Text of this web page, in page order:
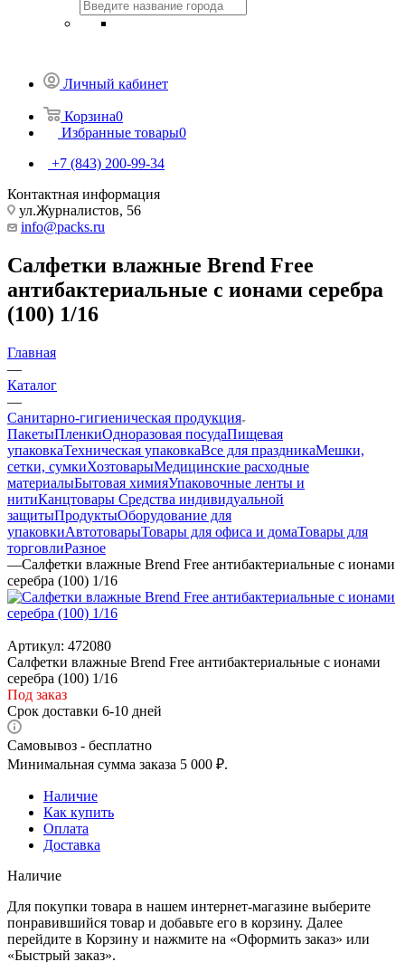
Личный кабинет
Корзина0
Избранные товары0
+7 (843) 200-99-34
Контактная информация
ул.Журналистов, 56
info@packs.ru
Салфетки влажные Brend Free
антибактериальные с ионами серебра
(100) 1/16
Главная
—
Каталог
—
Санитарно-гигиеническая продукция
ПакетыПленкиОдноразовая посудаПищевая
упаковкаТехническая упаковкаВсе для праздникаМешки,
сетки, сумкиХозтоварыМедицинские расходные
материалыБытовая химияУпаковочные ленты и
нитиКанцтовары Средства индивидуальной
защитыПродуктыОборудование для
упаковкиАвтотоварыТовары для офиса и домаТовары для
торговлиРазное
—Салфетки влажные Brend Free антибактериальные с ионами
серебра (100) 1/16
Артикул: 472080
Салфетки влажные Brend Free антибактериальные с ионами
серебра (100) 1/16
Под заказ
Срок доставки 6-10 дней
Самовывоз - бесплатно
Минимальная сумма заказа 5 000 ₽.
Наличие
Как купить
Оплата
Доставка
Наличие
Для покупки товара в нашем интернет-магазине выберите
понравившийся товар и добавьте его в корзину. Далее
перейдите в Корзину и нажмите на «Оформить заказ» или
«Быстрый заказ».